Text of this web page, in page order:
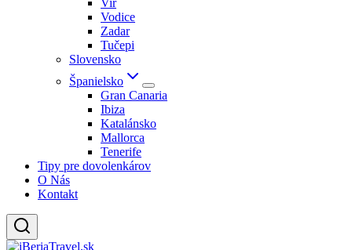
Vir
Vodice
Zadar
Tučepi
Slovensko
Španielsko
Gran Canaria
Ibiza
Katalánsko
Mallorca
Tenerife
Tipy pre dovolenkárov
O Nás
Kontakt